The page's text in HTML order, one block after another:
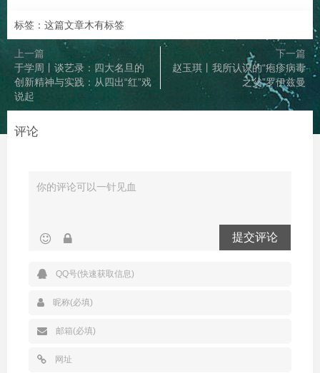
标签：这篇文章木有标签
上一篇
于学周丨谈艺录：四大名旦的
创新精神与实践：从四出“红”戏
说起
下一篇
赵玉琪丨我所认识的“疱疹病毒
之父”罗伊兹曼
评论
提交评论